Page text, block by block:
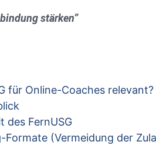
stärken”
für Online-Coaches relevant?
des FernUSG
(Vermeidung der